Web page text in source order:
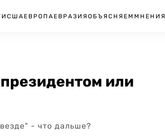
США ЕВРОПА ЕВРАЗИЯ ОБЪЯСНЯЕМ МНЕНИЯ
или
- что дальше?